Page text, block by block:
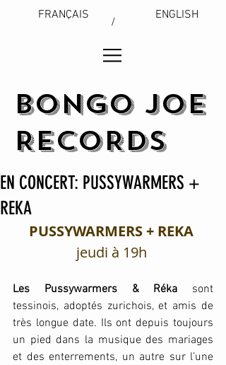
FRANÇAIS
/
ENGLISH
BONGO JOE
RECORDS
EN CONCERT: PUSSYWARMERS +
REKA
PUSSYWARMERS + REKA
jeudi à 19h
Les Pussywarmers & Réka sont
tessinois, adoptés zurichois, et amis de
très longue date. Ils ont depuis toujours
un pied dans la musique des mariages
et des enterrements, un autre sur l’une